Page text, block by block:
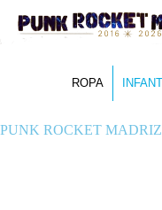
ROPA
PUNK ROCKET MADRIZ